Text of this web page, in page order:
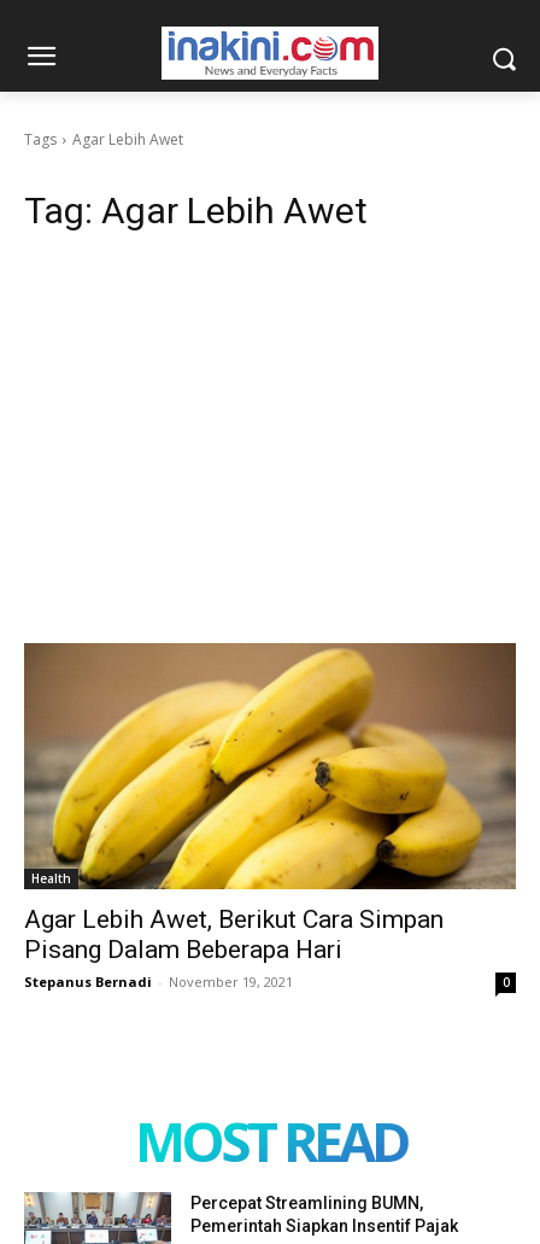
Tags Agar Lebih Awet
Tag: Agar Lebih Awet
Health
Agar Lebih Awet, Berikut Cara Simpan
Pisang Dalam Beberapa Hari
Stepanus Bernadi - November 19, 2021 0
MOST READ
Percepat Streamlining BUMN,
Pemerintah Siapkan Insentif Pajak